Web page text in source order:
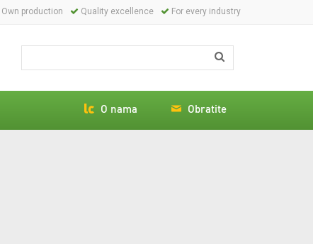
For every industry
Quality excellence
Own production
Obratite
O nama